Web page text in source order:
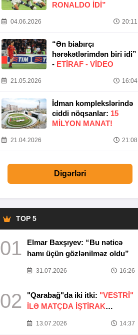
RONALDO IDI”
04.06.2026 20:11
“Ən biabırçı
hərəkətlərimdən biri idi”
- ETIRAF - VİDEO
21.05.2026 16:04
İdman komplekslərində
ciddi nöqsanlar: 15
MILYON MANAT!
21.04.2026 21:08
Digərləri
TOP 5
01
Elmar Baxşıyev: “Bu nəticə
hamı üçün gözlənilməz oldu”
31.07.2026 16:26
02 "Qarabağ"da iki itki: "VESTRİ"
İLƏ MATÇDA İŞTİRAK
13.07.2026 14:37